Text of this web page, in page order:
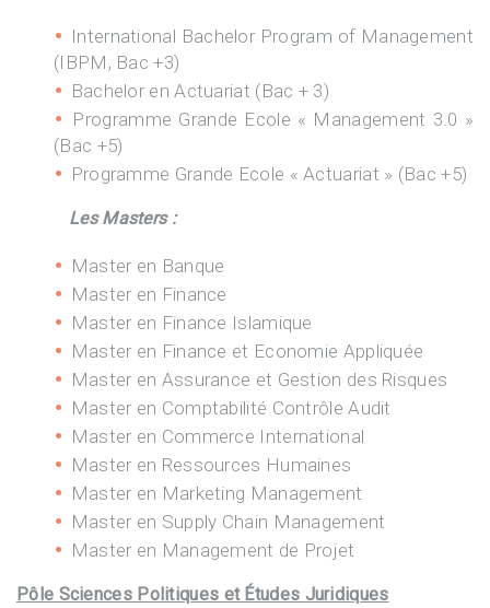
International Bachelor Program of Management
(IBPM, Bac +3)
Bachelor en Actuariat (Bac + 3)
Programme Grande Ecole « Management 3.0 »
(Bac +5)
Programme Grande Ecole « Actuariat » (Bac +5)
Les Masters :
Master en Banque
Master en Finance
Master en Finance Islamique
Master en Finance et Economie Appliquée
Master en Assurance et Gestion des Risques
Master en Comptabilité Contrôle Audit
Master en Commerce International
Master en Ressources Humaines
Master en Marketing Management
Master en Supply Chain Management
Master en Management de Projet
Pôle Sciences Politiques et Études Juridiques